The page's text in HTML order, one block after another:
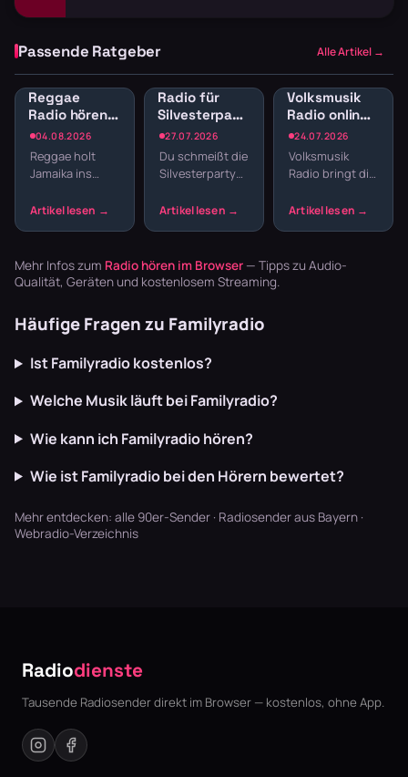
Passende Ratgeber Alle Artikel →
04.08.2026
Reggae
Radio hören:
Jamaican
Vibes und
Dancehall
Reggae holt
Jamaika ins
Der entspannte
die Texte
schaffen U…
27.07.2026
Radio für
Silvesterparty:
Die besten
Sender für
den
Jahreswechsel
Du schmeißt die
Silvesterparty
den ganzen
basteln? Radio
läuft dur…
24.07.2026
Volksmusik
Radio online:
Traditionelle
Klänge und
Blasmusik
Volksmusik
Radio bringt dir
ins
Akkordeon,
Mehr Infos zum Radio hören im Browser — Tipps zu Audio-
Qualität, Geräten und kostenlosem Streaming.
Häufige Fragen zu Familyradio
Ist Familyradio kostenlos?
Welche Musik läuft bei Familyradio?
Wie kann ich Familyradio hören?
Wie ist Familyradio bei den Hörern bewertet?
Mehr entdecken: alle 90er-Sender · Radiosender aus Bayern ·
Webradio-Verzeichnis
Radiodienste
Tausende Radiosender direkt im Browser — kostenlos, ohne App.